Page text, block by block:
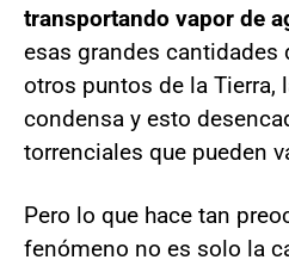
transportando vapor de
esas grandes cantidades
otros puntos de la Tierra,
condensa y esto
torrenciales que pueden
Pero lo que hace tan
fenómeno no es solo la